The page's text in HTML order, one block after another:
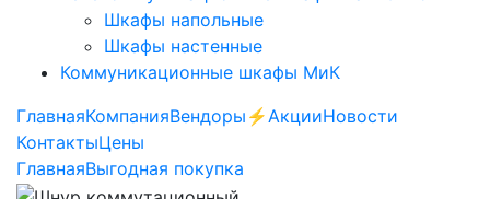
Шкафы напольные
Шкафы настенные
Коммуникационные шкафы МиК
ГлавнаяКомпанияВендоры ⚡️АкцииНовости
КонтактыЦены
ГлавнаяВыгодная покупка